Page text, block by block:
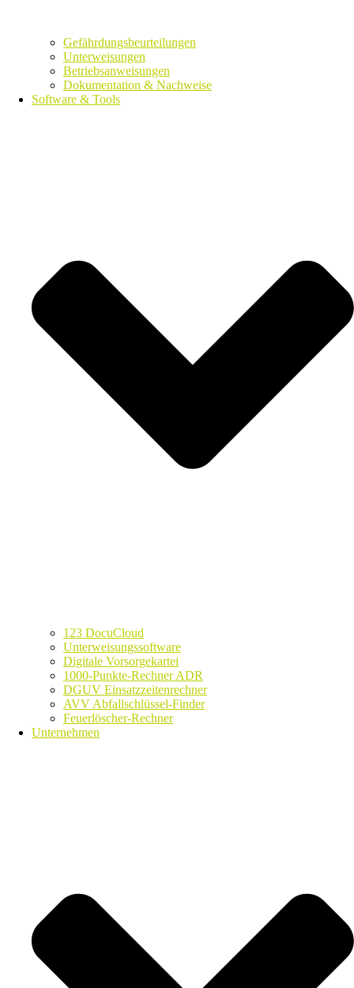
Gefährdungsbeurteilungen
Unterweisungen
Betriebsanweisungen
Dokumentation & Nachweise
Software & Tools
123 DocuCloud
Unterweisungssoftware
Digitale Vorsorgekartei
1000-Punkte-Rechner ADR
DGUV Einsatzzeitenrechner
AVV Abfallschlüssel-Finder
Feuerlöscher-Rechner
Unternehmen